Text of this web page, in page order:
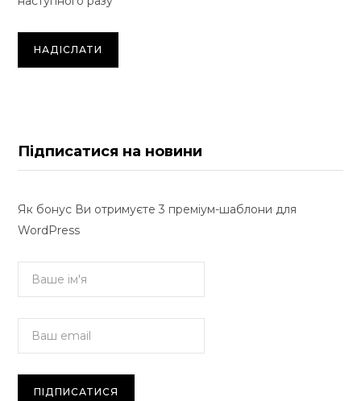
Підписатися на новини
Як бонус Ви отримуєте 3 преміум-шаблони для
WordPress